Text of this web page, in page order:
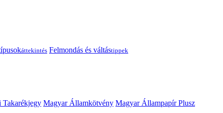
áttekintés Felmondás és váltástippek
Takarékjegy Magyar Államkötvény Magyar Állampapír Plusz